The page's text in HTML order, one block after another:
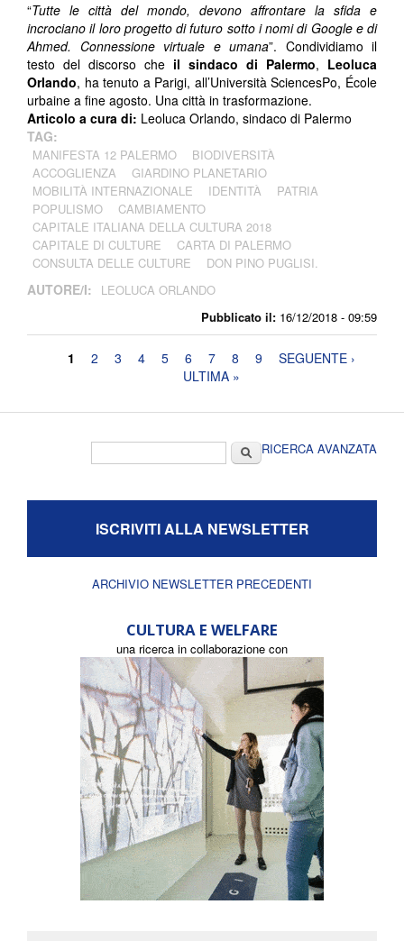
Pubblicato il: 16/12/2018 - 09:59
“Tutte le città del mondo, devono affrontare la sfida e
incrociano il loro progetto di futuro sotto i nomi di Google e di
Ahmed. Connessione virtuale e umana”. Condividiamo il
testo del discorso che il sindaco di Palermo, Leoluca
Orlando, ha tenuto a Parigi, all’Università SciencesPo, École
urbaine a fine agosto. Una città in trasformazione.
Articolo a cura di: Leoluca Orlando, sindaco di Palermo
TAG:
MANIFESTA 12 PALERMO
BIODIVERSITÀ
ACCOGLIENZA
GIARDINO PLANETARIO
MOBILITÀ INTERNAZIONALE
IDENTITÀ
PATRIA
POPULISMO
CAMBIAMENTO
CAPITALE ITALIANA DELLA CULTURA 2018
CAPITALE DI CULTURE
CARTA DI PALERMO
CONSULTA DELLE CULTURE
DON PINO PUGLISI.
AUTORE/I: LEOLUCA ORLANDO
Pagine
1 2 3 4 5 6 7 8 9
SEGUENTE ›
ULTIMA »
CercaRICERCA AVANZATA
ISCRIVITI ALLA NEWSLETTER
ARCHIVIO NEWSLETTER PRECEDENTI
CULTURA E WELFARE
una ricerca in collaborazione con